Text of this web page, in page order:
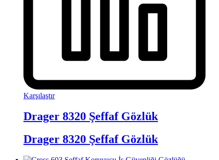
Karşılaştır
Drager 8320 Şeffaf Gözlük
Drager 8320 Şeffaf Gözlük